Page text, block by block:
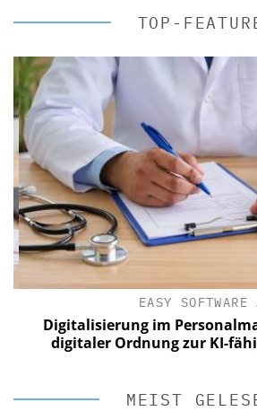
TOP-
EASY SOFTWARE
Digitalisierung im
digitaler Ordnung zur KI-
MEIST